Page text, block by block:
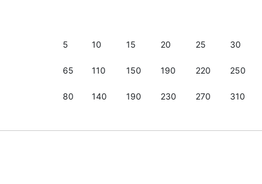
5 10 15 20 25 30
65 110 150 190 220 250
80 140 190 230 270 310